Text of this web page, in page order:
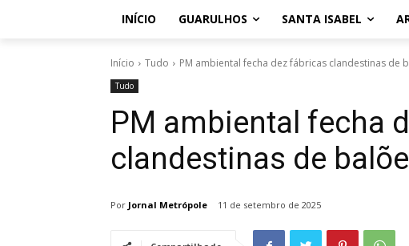
INÍCIO GUARULHOS SANTA ISABEL
Início Tudo PM ambiental fecha dez fábricas clandestinas de
Tudo
PM ambiental fecha
clandestinas de
Por Jornal Metrópole 11 de setembro de 2025